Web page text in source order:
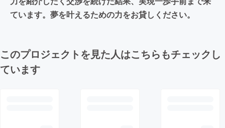
ています。夢を叶えるための力をお貸しください。
このプロジェクトを見た人はこちらもチェックし
ています